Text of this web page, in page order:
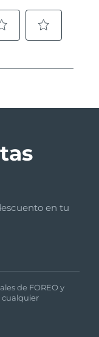
en tu
de FOREO y